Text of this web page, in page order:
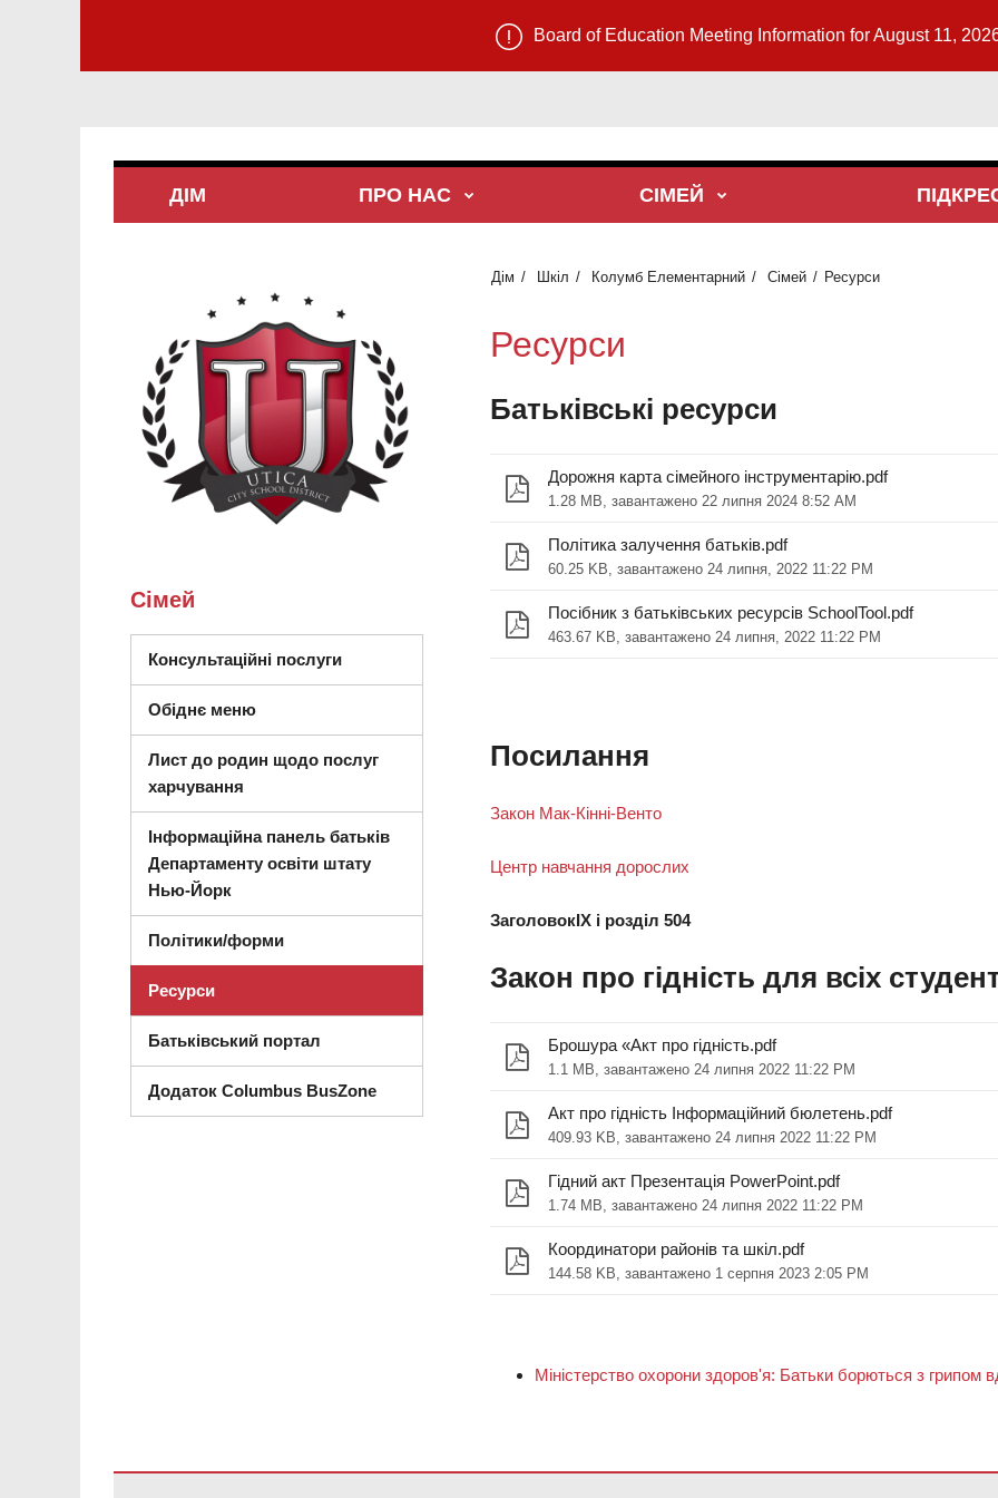
Board of Education Meeting Information for August 11,
ДІМ ПРО НАС СІМЕЙ
Дім Шкіл Колумб Елементарний Сімей Ресурси
Ресурси
Батьківські ресурси
Дорожня карта сімейного інструментарію.pdf
1.28 MB, завантажено 22 липня 2024 8:52 AM
Політика залучення батьків.pdf
60.25 KB, завантажено 24 липня, 2022 11:22 PM
Посібник з батьківських ресурсів SchoolTool.pdf
463.67 KB, завантажено 24 липня, 2022 11:22 PM
Посилання
Закон Мак-Кінні-Венто
Центр навчання дорослих
ЗаголовокIX і розділ 504
Закон про гідність для всіх
Брошура «Акт про гідність.pdf
1.1 MB, завантажено 24 липня 2022 11:22 PM
Акт про гідність Інформаційний бюлетень.pdf
409.93 KB, завантажено 24 липня 2022 11:22 PM
Гідний акт Презентація PowerPoint.pdf
1.74 MB, завантажено 24 липня 2022 11:22 PM
Координатори районів та шкіл.pdf
144.58 KB, завантажено 1 серпня 2023 2:05 PM
Міністерство охорони здоров'я: Батьки борються з грипом
Сімей
Консультаційні послуги(відкриється в новому вікні)
Обіднє меню
Лист до родин щодо послуг
харчування
Інформаційна панель батьків
Департаменту освіти штату
Нью-Йорк(відкриється в новому вікні)
Політики/форми
Ресурси
Батьківський портал
Додаток Columbus BusZone